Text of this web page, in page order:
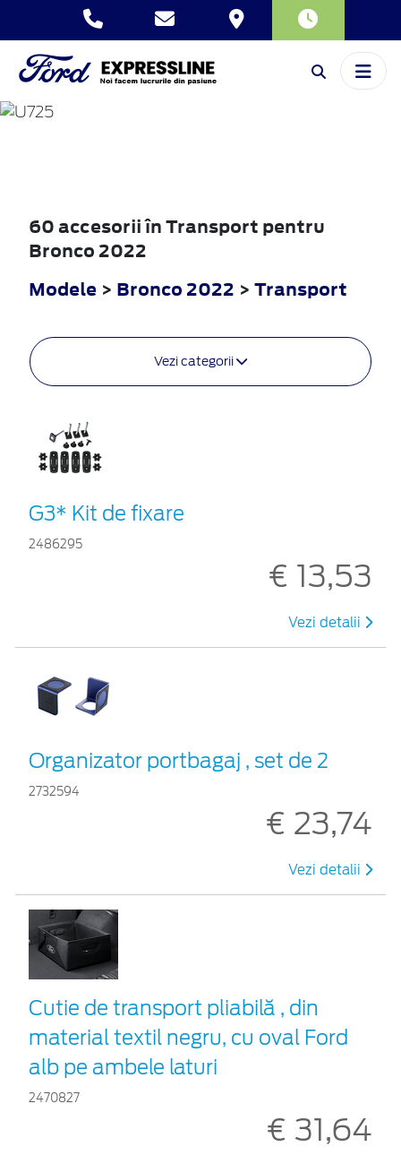
BRONCO
60 accesorii în Transport pentru
Bronco 2022
Modele > Bronco 2022 > Transport
Vezi categorii
G3* Kit de fixare
2486295
€ 13,53
Vezi detalii
Organizator portbagaj , set de 2
2732594
€ 23,74
Vezi detalii
Cutie de transport pliabilă , din
material textil negru, cu oval Ford
alb pe ambele laturi
2470827
€ 31,64